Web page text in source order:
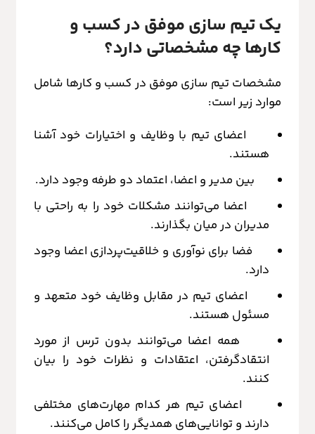
یک تیم سازی موفق در کسب و
کارها چه مشخصاتی دارد؟
مشخصات تیم سازی موفق در کسب و کارها شامل
موارد زیر است:
اعضای تیم با وظایف و اختیارات خود آشنا
هستند.
بین مدیر و اعضا، اعتماد دو طرفه وجود دارد.
اعضا می‌توانند مشکلات خود را به راحتی با
مدیران در میان بگذارند.
فضا برای نوآوری و خلاقیت‌پردازی اعضا وجود
دارد.
اعضای تیم در مقابل وظایف خود متعهد و
مسئول هستند.
همه اعضا می‌توانند بدون ترس از مورد
انتقادگرفتن، اعتقادات و نظرات خود را بیان
کنند.
اعضای تیم هر کدام مهارت‌های مختلفی
دارند و توانایی‌های همدیگر را کامل می‌کنند.